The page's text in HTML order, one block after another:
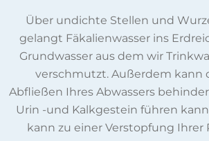
Über undichte Stellen und
gelangt Fäkalienwasser ins
Grundwasser aus dem wir
verschmutzt. Außerdem kann
Abfließen Ihres Abwassers
Urin -und Kalkgestein führen
kann zu einer Verstopfung Ihrer